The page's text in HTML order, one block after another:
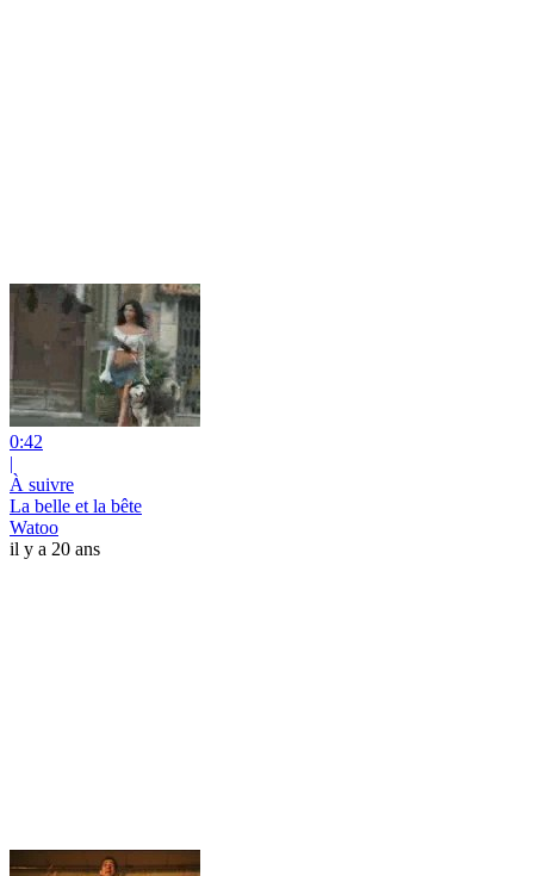
0:42
|
À suivre
La belle et la bête
Watoo
il y a 20 ans